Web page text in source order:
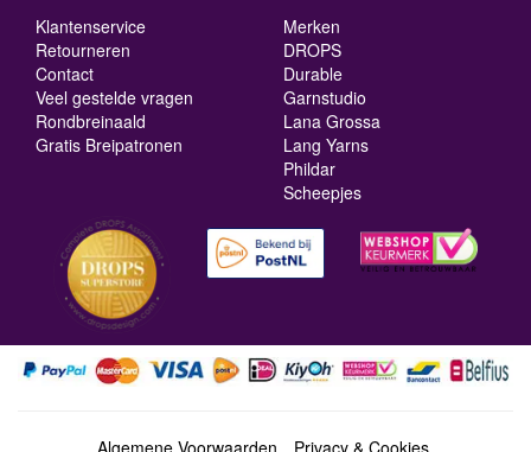
Klantenservice
Retourneren
Contact
Veel gestelde vragen
Rondbreinaald
Gratis Breipatronen
Merken
DROPS
Durable
Garnstudio
Lana Grossa
Lang Yarns
Phildar
Scheepjes